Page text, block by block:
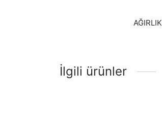
AĞIRLIK
İlgili ürünler